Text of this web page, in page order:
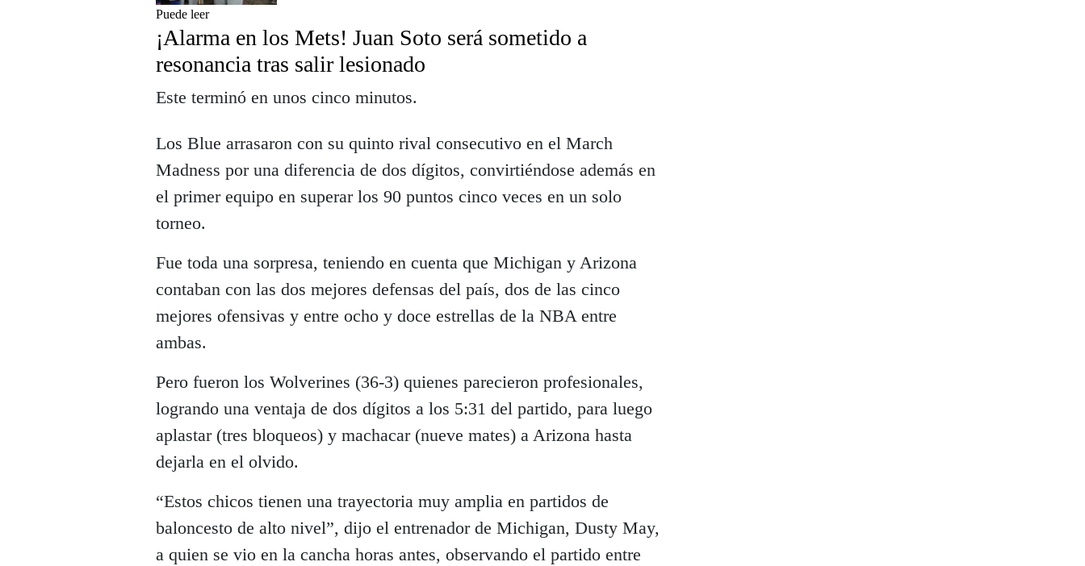
Puede leer
¡Alarma en los Mets! Juan Soto será sometido a
resonancia tras salir lesionado
Este terminó en unos cinco minutos.
Los Blue arrasaron con su quinto rival consecutivo en el March
Madness por una diferencia de dos dígitos, convirtiéndose además en
el primer equipo en superar los 90 puntos cinco veces en un solo
torneo.
Fue toda una sorpresa, teniendo en cuenta que Michigan y Arizona
contaban con las dos mejores defensas del país, dos de las cinco
mejores ofensivas y entre ocho y doce estrellas de la NBA entre
ambas.
Pero fueron los Wolverines (36-3) quienes parecieron profesionales,
logrando una ventaja de dos dígitos a los 5:31 del partido, para luego
aplastar (tres bloqueos) y machacar (nueve mates) a Arizona hasta
dejarla en el olvido.
“Estos chicos tienen una trayectoria muy amplia en partidos de
baloncesto de alto nivel”, dijo el entrenador de Michigan, Dusty May,
a quien se vio en la cancha horas antes, observando el partido entre